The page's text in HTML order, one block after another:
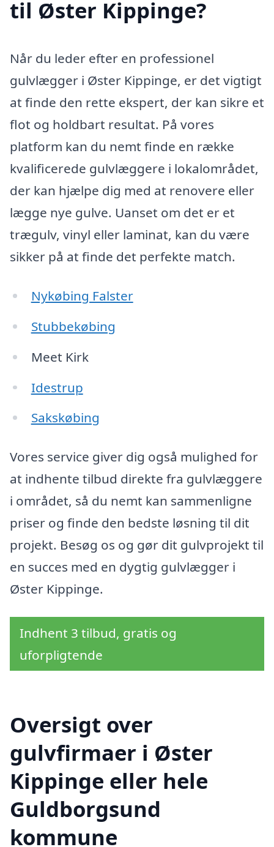
til Øster Kippinge?
Når du leder efter en professionel
gulvlægger i Øster Kippinge, er det vigtigt
at finde den rette ekspert, der kan sikre et
flot og holdbart resultat. På vores
platform kan du nemt finde en række
kvalificerede gulvlæggere i lokalområdet,
der kan hjælpe dig med at renovere eller
lægge nye gulve. Uanset om det er et
trægulv, vinyl eller laminat, kan du være
sikker på at finde det perfekte match.
Nykøbing Falster
Stubbekøbing
Meet Kirk
Idestrup
Sakskøbing
Vores service giver dig også mulighed for
at indhente tilbud direkte fra gulvlæggere
i området, så du nemt kan sammenligne
priser og finde den bedste løsning til dit
projekt. Besøg os og gør dit gulvprojekt til
en succes med en dygtig gulvlægger i
Øster Kippinge.
Indhent 3 tilbud, gratis og
uforpligtende
Oversigt over
gulvfirmaer i Øster
Kippinge eller hele
Guldborgsund
kommune